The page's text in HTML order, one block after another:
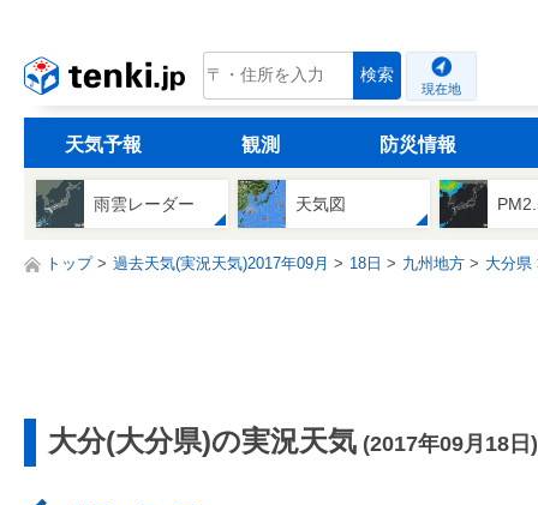
tenki.jp 検索
現在地
天気予報 観測 防災情報
雨雲レーダー 天気図
トップ 過去天気(実況天気)2017年09月 18日 九州地方 大分県
大分(大分県)の実況天気 (2017年09月18日)